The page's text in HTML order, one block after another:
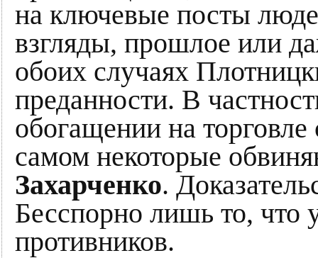
на ключевые посты
взгляды, прошлое или
обоих случаях
преданности. В
обогащении на
самом некоторые
Захарченко.
Бесспорно лишь то, что
противников.